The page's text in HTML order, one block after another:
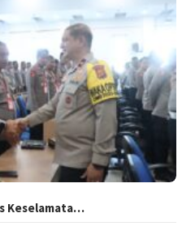
Keselamata…